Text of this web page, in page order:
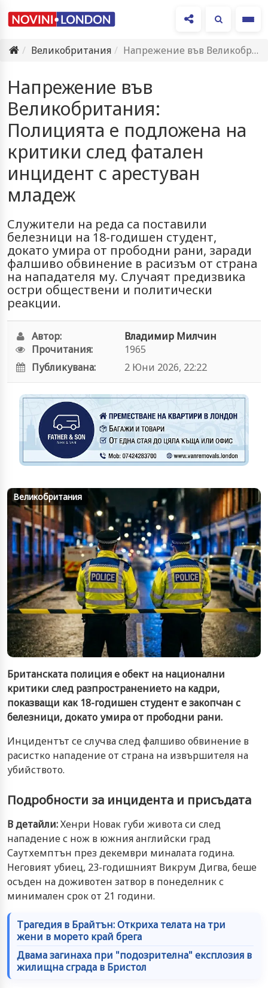
Великобритания
Напрежение във Великобритания: Полицията е подложена на критики след фатален…
Напрежение във
Великобритания:
Полицията е подложена на
критики след фатален
инцидент с арестуван
младеж
Служители на реда са поставили
белезници на 18-годишен студент,
докато умира от прободни рани, заради
фалшиво обвинение в расизъм от страна
на нападателя му. Случаят предизвика
остри обществени и политически
реакции.
Автор:
Владимир Милчин
Прочитания:
1965
Публикувана:
2 Юни 2026, 22:22
Великобритания
Британската полиция е обект на национални
критики след разпространението на кадри,
показващи как 18-годишен студент е закопчан с
белезници, докато умира от прободни рани.
Инцидентът се случва след фалшиво обвинение в
расистко нападение от страна на извършителя на
убийството.
Подробности за инцидента и присъдата
В детайли:Хенри Новак губи живота си след
нападение с нож в южния английски град
Саутхемптън през декември миналата година.
Неговият убиец, 23-годишният Викрум Дигва, беше
осъден на доживотен затвор в понеделник с
минимален срок от 21 години.
Трагедия в Брайтън: Откриха телата на три
жени в морето край брега
Двама загинаха при "подозрителна" експлозия в
жилищна сграда в Бристол